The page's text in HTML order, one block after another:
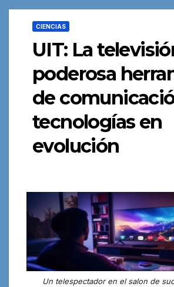
CIENCIAS
UIT: La
poderosa
de
tecnologías en
evolución
Un telespectador en el salon de